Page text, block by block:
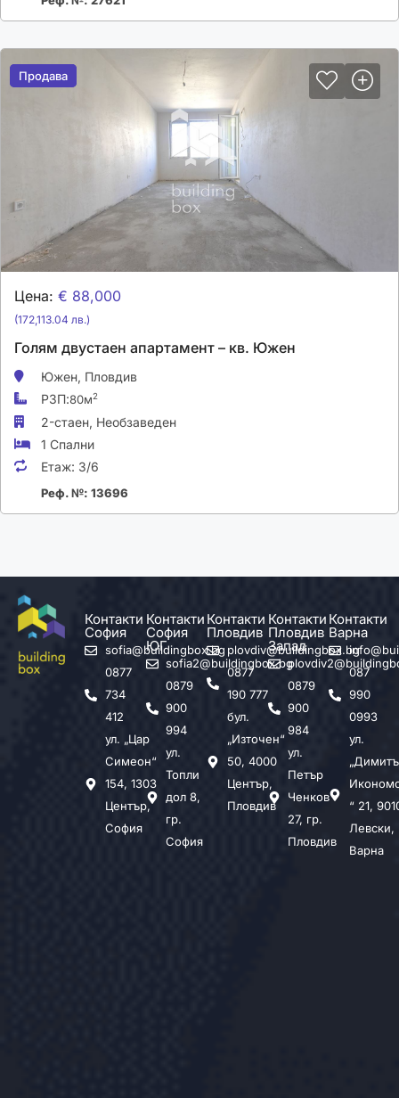
Продава
Продава
Цена: € 88,000
(172,113.04 лв.)
Голям двустаен апартамент – кв. Южен
Южен, Пловдив
РЗП:80м2
2-стаен, Необзаведен
1 Спални
Етаж: 3/6
Реф. №: 13696
Контакти
София
sofia@buildingbox.bg
0877
734
412
ул. „Цар
Симеон“
154, 1303
Център,
София
Контакти
София
ЮГ
sofia2@buildingbox.bg
0879
900
994
ул.
Топли
дол 8,
гр.
София
Контакти
Пловдив
plovdiv@buildingbox.bg
0877
190 777
бул.
„Източен“
50, 4000
Център,
Пловдив
Контакти
Пловдив
Запад
0879
900
984
ул.
Петър
Ченков
27, гр.
Пловдив
Контакти
Варна
087
990
0993
ул.
“ 21,
Левски,
Варна